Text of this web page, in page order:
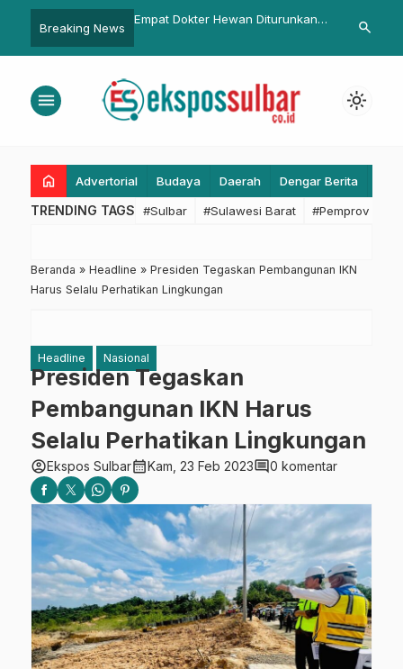
Breaking News
Hewan Kurban di
Wagub Uu Ruzhanul Dorong
Dialog
dan
search
menu light_mode
home Advertorial Budaya Daerah Dengar Berita
TRENDING TAGS #Sulbar #Sulawesi Barat #Pemprov
Beranda » Headline » Presiden Tegaskan Pembangunan IKN
Harus Selalu Perhatikan Lingkungan
Headline Nasional
Presiden Tegaskan
Pembangunan IKN Harus
Selalu Perhatikan Lingkungan
account_circleEkspos Sulbarcalendar_monthKam, 23 Feb 2023comment0 komentar